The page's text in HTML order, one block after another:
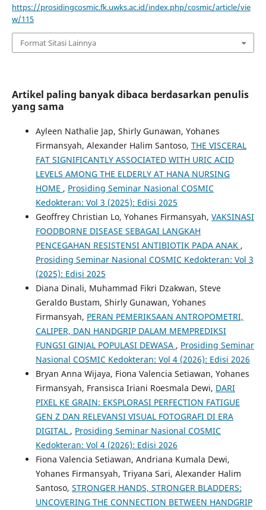
https://prosidingcosmic.fk.uwks.ac.id/index.php/cosmic/article/vie
w/115
Format Sitasi Lainnya
Artikel paling banyak dibaca berdasarkan penulis
yang sama
Ayleen Nathalie Jap, Shirly Gunawan, Yohanes
Firmansyah, Alexander Halim Santoso, THE VISCERAL
FAT SIGNIFICANTLY ASSOCIATED WITH URIC ACID
LEVELS AMONG THE ELDERLY AT HANA NURSING
HOME , Prosiding Seminar Nasional COSMIC
Kedokteran: Vol 3 (2025): Edisi 2025
Geoffrey Christian Lo, Yohanes Firmansyah, VAKSINASI
FOODBORNE DISEASE SEBAGAI LANGKAH
PENCEGAHAN RESISTENSI ANTIBIOTIK PADA ANAK ,
Prosiding Seminar Nasional COSMIC Kedokteran: Vol 3
(2025): Edisi 2025
Diana Dinali, Muhammad Fikri Dzakwan, Steve
Geraldo Bustam, Shirly Gunawan, Yohanes
Firmansyah, PERAN PEMERIKSAAN ANTROPOMETRI,
CALIPER, DAN HANDGRIP DALAM MEMPREDIKSI
FUNGSI GINJAL POPULASI DEWASA , Prosiding Seminar
Nasional COSMIC Kedokteran: Vol 4 (2026): Edisi 2026
Bryan Anna Wijaya, Fiona Valencia Setiawan, Yohanes
Firmansyah, Fransisca Iriani Roesmala Dewi, DARI
PIXEL KE GRAIN: EKSPLORASI PERFECTION FATIGUE
GEN Z DAN RELEVANSI VISUAL FOTOGRAFI DI ERA
DIGITAL , Prosiding Seminar Nasional COSMIC
Kedokteran: Vol 4 (2026): Edisi 2026
Fiona Valencia Setiawan, Andriana Kumala Dewi,
Yohanes Firmansyah, Triyana Sari, Alexander Halim
Santoso, STRONGER HANDS, STRONGER BLADDERS:
UNCOVERING THE CONNECTION BETWEEN HANDGRIP